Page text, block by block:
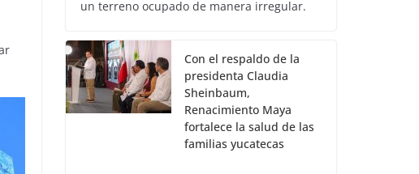
un terreno ocupado de manera irregular.
Con el respaldo de la
presidenta Claudia
Sheinbaum,
Renacimiento Maya
fortalece la salud de las
familias yucatecas